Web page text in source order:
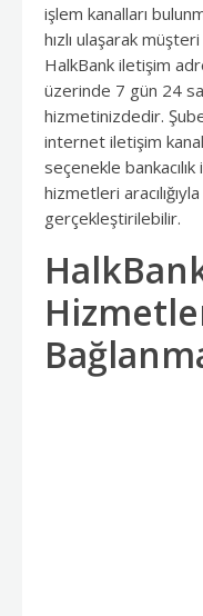
işlem kanalları
hızlı ulaşarak
HalkBank iletişim
üzerinde 7 gün 24
hizmetinizdedir.
internet iletişim
seçenekle
hizmetleri
gerçekleştirilebilir.